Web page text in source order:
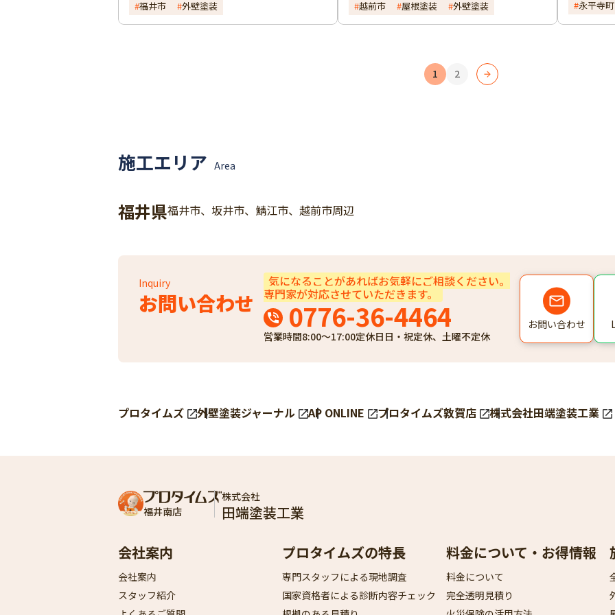
福井市 外壁塗装 越前市 屋根塗装 外壁塗装 永平寺町
1 2
施工エリア Area
福井県福井市、坂井市、鯖江市、越前市周辺
お問い合わせ
Inquiry 気になることがあればお気軽にご相談ください。​
専門家が対応させていただきます。​
0776-36-4464
営業時間8:00～17:00定休日 日・祝定休、土曜不定休
お問い合わせ
プロタイムズ 外壁塗装ジャーナル AP ONLINE プロタイムズ敦賀店 株式会社田端塗装工業
福井南店
株式会社
田端塗装工業
会社案内
会社案内
スタッフ紹介​
プロタイムズの特長
専門スタッフによる現地調査​
国家資格者による診断内容チェック​
料金について・お得情報
料金について
完全透明見積り​